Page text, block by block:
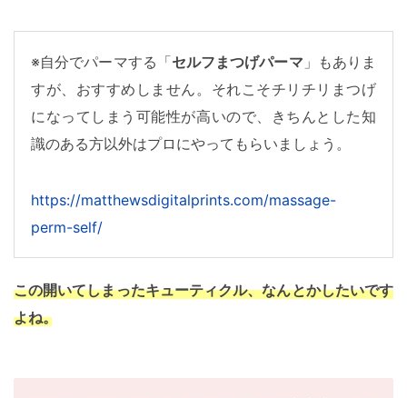
※自分でパーマする「セルフまつげパーマ 」もありま
すが、おすすめしません。それこそチリチリまつげ
になってしまう可能性が高いので、きちんとした知
識のある方以外はプロにやってもらいましょう。
https://matthewsdigitalprints.com/massage-
perm-self/
この開いてしまったキューティクル、なんとかしたいです
よね。